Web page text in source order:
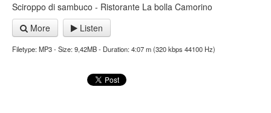
Sciroppo di sambuco - Ristorante La bolla Camorino
More
Listen
Filetype: MP3 - Size: 9,42MB - Duration: 4:07 m (320 kbps 44100 Hz)